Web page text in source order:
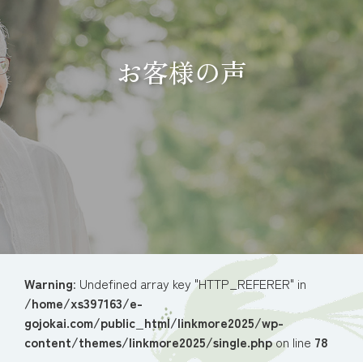
お客様の声
Warning: Undefined array key "HTTP_REFERER" in
/home/xs397163/e-
gojokai.com/public_html/linkmore2025/wp-
content/themes/linkmore2025/single.phpon line 78